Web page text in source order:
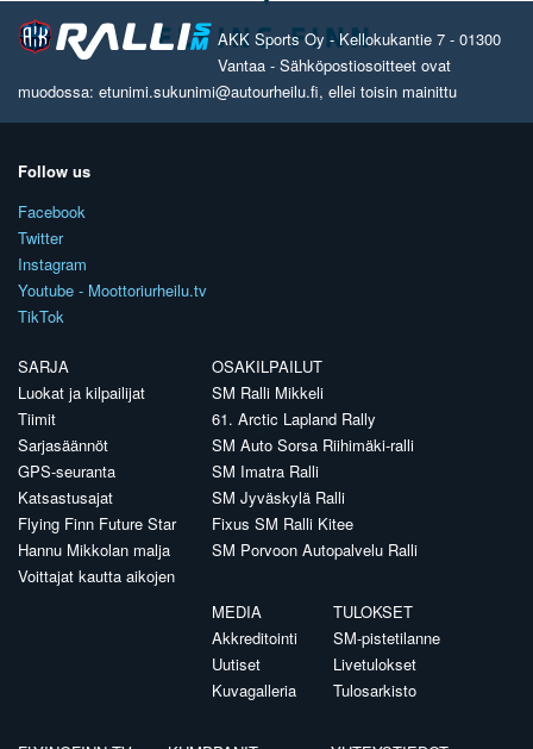
AKK Sports Oy - Kellokukantie 7 - 01300
Vantaa - Sähköpostiosoitteet ovat
muodossa: etunimi.sukunimi@autourheilu.fi, ellei toisin mainittu
Follow us
Facebook
Twitter
Instagram
Youtube - Moottoriurheilu.tv
TikTok
SARJA
Luokat ja kilpailijat
Tiimit
Sarjasäännöt
GPS-seuranta
Katsastusajat
Flying Finn Future Star
Hannu Mikkolan malja
Voittajat kautta aikojen
OSAKILPAILUT
SM Ralli Mikkeli
61. Arctic Lapland Rally
SM Auto Sorsa Riihimäki-ralli
SM Imatra Ralli
SM Jyväskylä Ralli
Fixus SM Ralli Kitee
SM Porvoon Autopalvelu Ralli
MEDIA
Akkreditointi
Uutiset
Kuvagalleria
TULOKSET
SM-pistetilanne
Livetulokset
Tulosarkisto